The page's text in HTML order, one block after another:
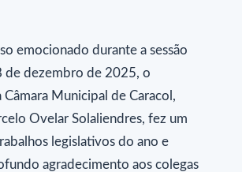
emocionado durante a sessão
de dezembro de 2025, o
Câmara Municipal de Caracol,
Ovelar Solaliendres, fez um
legislativos do ano e
agradecimento aos colegas